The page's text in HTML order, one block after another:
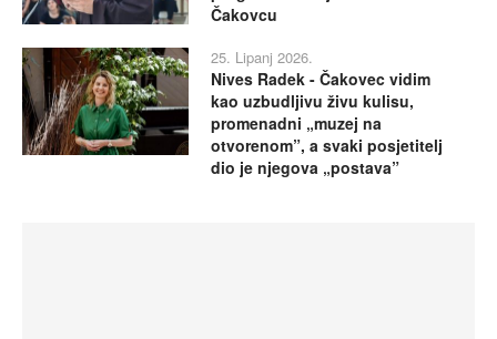
Čakovcu
25. Lipanj 2026.
Nives Radek - Čakovec vidim
kao uzbudljivu živu kulisu,
promenadni „muzej na
otvorenom”, a svaki posjetitelj
dio je njegova „postava”